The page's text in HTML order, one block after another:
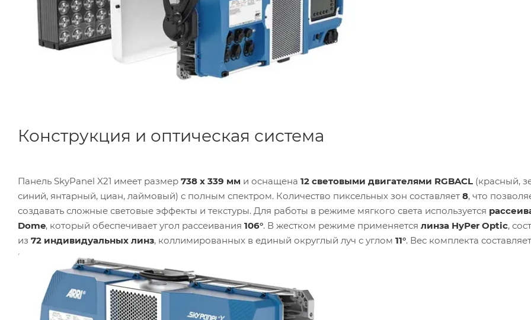
Конструкция и оптическая система
Панель SkyPanel X21 имеет размер 738 x 339 мм и оснащена 12 световыми двигателями RGBACL (красный,
синий, янтарный, циан, лаймовый) с полным спектром. Количество пиксельных зон составляет 8, что
создавать сложные световые эффекты и текстуры. Для работы в режиме мягкого света используется
Dome, который обеспечивает угол рассеивания 106°. В жестком режиме применяется линза HyPer Optic,
из 72 индивидуальных линз, коллимированных в единый округлый луч с углом 11°. Вес комплекта составляет
вилкой).